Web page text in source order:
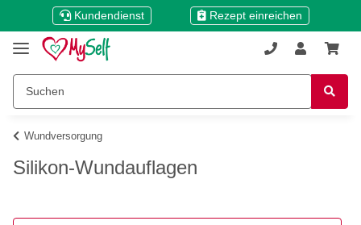
Kundendienst Rezept einreichen
Wundversorgung
Silikon-Wundauflagen